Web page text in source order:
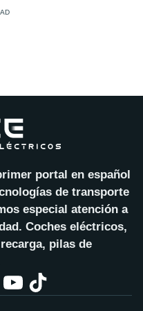
portal en español
de transporte
especial atención a
Coches eléctricos,
pilas de